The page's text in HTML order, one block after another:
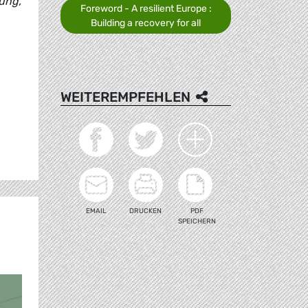
Foreword - A resilient Europe :
Building a recovery for all
WEITEREMPFEHLEN
EMAIL DRUCKEN
PDF
SPEICHERN